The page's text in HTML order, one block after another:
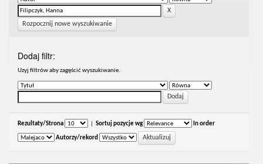
Rozpocznij nowe wyszukiwanie
Dodaj filtr:
Uzyj filtrów aby zagęścić wyszukiwanie.
Rezultaty/Strona Sortuj pozycje wg In order
Autorzy/rekord